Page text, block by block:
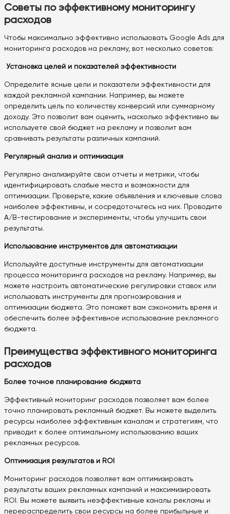
Советы по эффективному мониторингу
расходов
Чтобы максимально эффективно использовать Google Ads для
мониторинга расходов на рекламу, вот несколько советов:
Установка целей и показателей эффективности
Определите ясные цели и показатели эффективности для
каждой рекламной кампании. Например, вы можете
определить цель по количеству конверсий или суммарному
доходу. Это позволит вам оценить, насколько эффективно вы
используете свой бюджет на рекламу и позволит вам
сравнивать результаты различных кампаний.
Регулярный анализ и оптимизация
Регулярно анализируйте свои отчеты и метрики, чтобы
идентифицировать слабые места и возможности для
оптимизации. Проверьте, какие объявления и ключевые слова
наиболее эффективны, и сосредоточьтесь на них. Проводите
A/B-тестирование и эксперименты, чтобы улучшить свои
результаты.
Использование инструментов для автоматизации
Используйте доступные инструменты для автоматизации
процесса мониторинга расходов на рекламу. Например, вы
можете настроить автоматические регулировки ставок или
использовать инструменты для прогнозирования и
оптимизации бюджета. Это поможет вам сэкономить время и
обеспечить более эффективное использование рекламного
бюджета.
Преимущества эффективного мониторинга
расходов
Более точное планирование бюджета
Эффективный мониторинг расходов позволяет вам более
точно планировать рекламный бюджет. Вы можете выделить
ресурсы наиболее эффективным каналам и стратегиям, что
приводит к более оптимальному использованию ваших
рекламных ресурсов.
Оптимизация результатов и ROI
Мониторинг расходов позволяет вам оптимизировать
результаты ваших рекламных кампаний и максимизировать
ROI. Вы можете выявить неэффективные каналы рекламы и
перераспределить свои ресурсы на более прибыльные и